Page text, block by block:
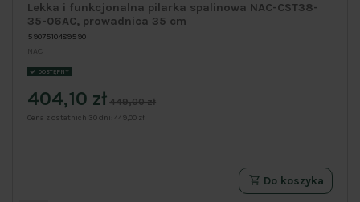
Lekka i funkcjonalna pilarka spalinowa NAC-CST38-
35-06AC, prowadnica 35 cm
5907510489590
NAC
DOSTĘPNY
404,10 zł 449,00 zł
Cena z ostatnich 30 dni:449,00 zł
Do koszyka